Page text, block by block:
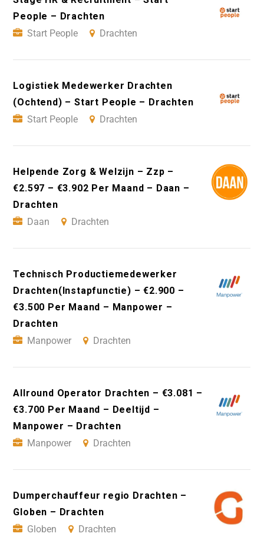
People – Drachten
Start People
Drachten
Logistiek Medewerker Drachten
(Ochtend) – Start People – Drachten
Start People
Drachten
Helpende Zorg & Welzijn – Zzp –
€2.597 – €3.902 Per Maand – Daan –
Drachten
Daan
Drachten
Technisch Productiemedewerker
Drachten(Instapfunctie) – €2.900 –
€3.500 Per Maand – Manpower –
Drachten
Manpower
Drachten
Allround Operator Drachten – €3.081 –
€3.700 Per Maand – Deeltijd –
Manpower – Drachten
Manpower
Drachten
Dumperchauffeur regio Drachten –
Globen – Drachten
Globen
Drachten